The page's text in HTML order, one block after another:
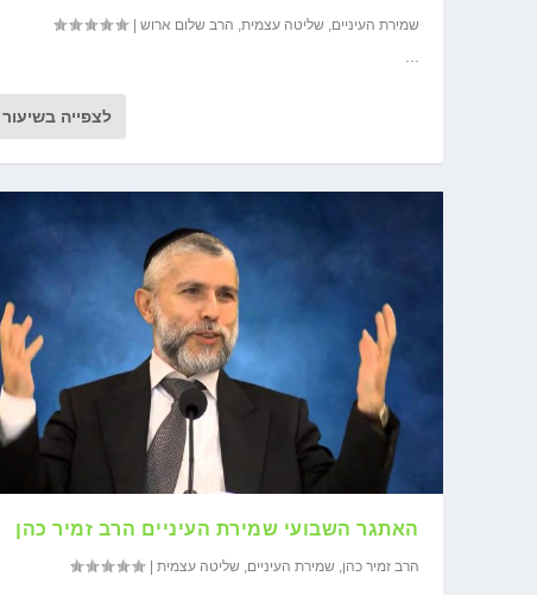
שמירת העיניים,שליטה עצמית, הרב שלום ארוש |
לצפייה בשיעור
האתגר השבועי שמירת העיניים הרב זמיר כהן
הרב זמיר כהן,שמירת העיניים,שליטה עצמית |